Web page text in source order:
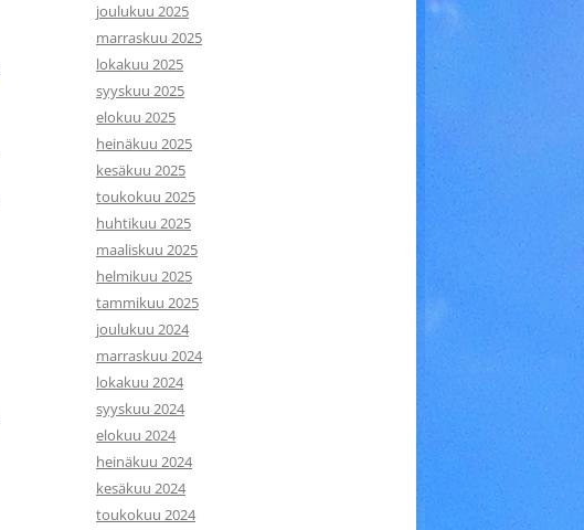
joulukuu 2025
marraskuu 2025
lokakuu 2025
syyskuu 2025
elokuu 2025
heinäkuu 2025
kesäkuu 2025
toukokuu 2025
huhtikuu 2025
maaliskuu 2025
helmikuu 2025
tammikuu 2025
joulukuu 2024
marraskuu 2024
lokakuu 2024
syyskuu 2024
elokuu 2024
heinäkuu 2024
kesäkuu 2024
toukokuu 2024